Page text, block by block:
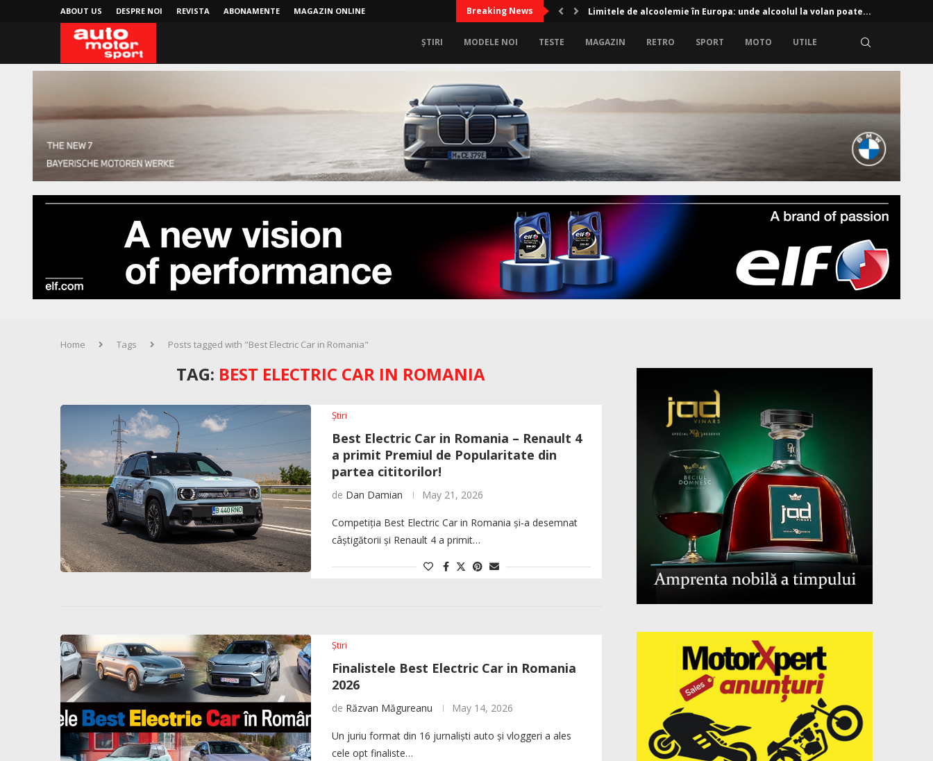
ABOUT US DESPRE NOI REVISTA ABONAMENTE MAGAZIN ONLINE Breaking News Amenzile primite din străinătate: ce se poate întâmpla dacă le...
ȘTIRI MODELE NOI TESTE MAGAZIN RETRO SPORT MOTO UTILE
Home Tags Posts tagged with "Best Electric Car in Romania"
TAG: BEST ELECTRIC CAR IN ROMANIA
Știri
Best Electric Car in Romania – Renault 4
a primit Premiul de Popularitate din
partea cititorilor!
de Dan Damian May 21, 2026
Competiția Best Electric Car in Romania și-a desemnat
câștigătorii și Renault 4 a primit…
Știri
Finalistele Best Electric Car in Romania
2026
de Răzvan Măgureanu May 14, 2026
Un juriu format din 16 jurnaliști auto și vloggeri a ales
cele opt finaliste…